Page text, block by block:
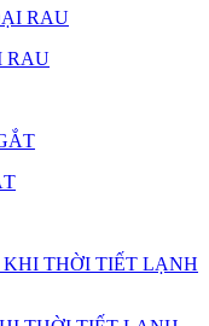
RAU